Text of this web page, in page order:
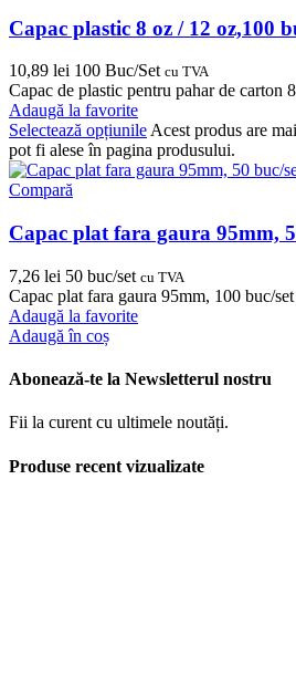
Capac plastic 8 oz / 12 oz,100
10,89 lei 100 Buc/Set cu TVA
Capac de plastic pentru pahar de carton
Adaugă la favorite
Selectează opțiunileAcest produs are
pot fi alese în pagina produsului.
Compară
Capac plat fara gaura 95mm,
7,26 lei 50 buc/set cu TVA
Capac plat fara gaura 95mm, 100 buc/set
Adaugă la favorite
Adaugă în coș
Abonează-te la Newsletterul nostru
Fii la curent cu ultimele noutăți.
Produse recent vizualizate